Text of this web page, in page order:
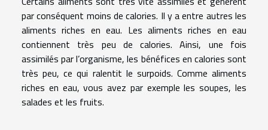
par conséquent moins de calories. Il y a entre autres les
aliments riches en eau. Les aliments riches en eau
contiennent très peu de calories. Ainsi, une fois
assimilés par l’organisme, les bénéfices en calories sont
très peu, ce qui ralentit le surpoids. Comme aliments
riches en eau, vous avez par exemple les soupes, les
salades et les fruits.